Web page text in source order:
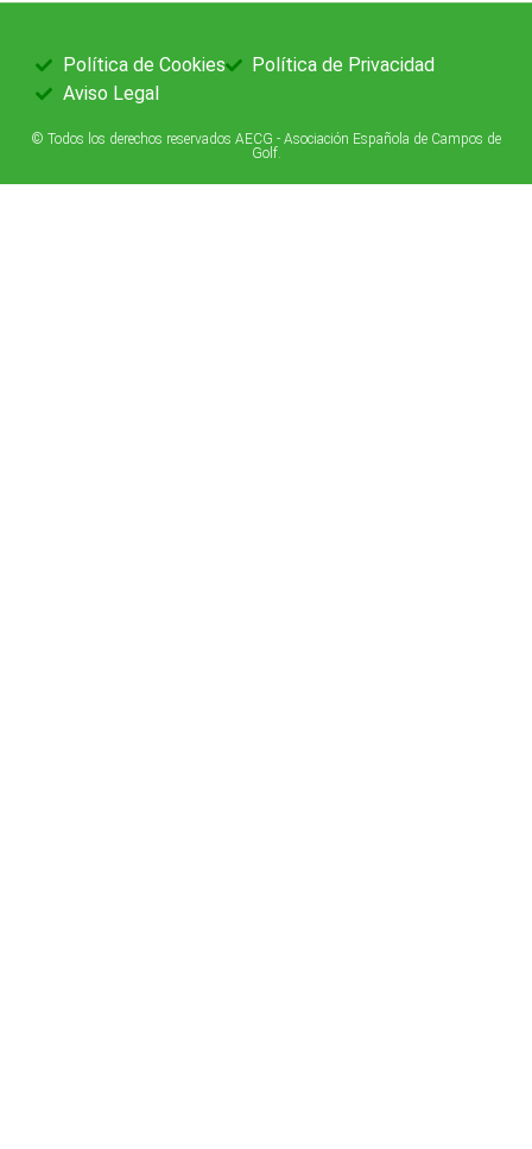
© Todos los derechos reservados AECG - Asociación Española de Campos de
Golf.
Política de Cookies
Política de Privacidad
Aviso Legal